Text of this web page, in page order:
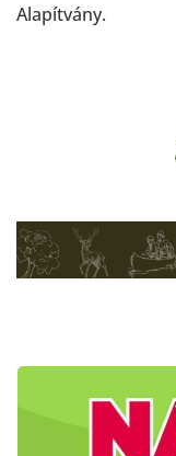
Alapítvány.